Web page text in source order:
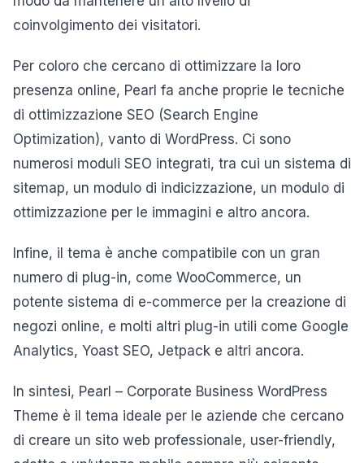
coinvolgimento dei visitatori.
Per coloro che cercano di ottimizzare la loro
presenza online, Pearl fa anche proprie le tecniche
di ottimizzazione SEO (Search Engine
Optimization), vanto di WordPress. Ci sono
numerosi moduli SEO integrati, tra cui un sistema di
sitemap, un modulo di indicizzazione, un modulo di
ottimizzazione per le immagini e altro ancora.
Infine, il tema è anche compatibile con un gran
numero di plug-in, come WooCommerce, un
potente sistema di e-commerce per la creazione di
negozi online, e molti altri plug-in utili come Google
Analytics, Yoast SEO, Jetpack e altri ancora.
In sintesi, Pearl – Corporate Business WordPress
Theme è il tema ideale per le aziende che cercano
di creare un sito web professionale, user-friendly,